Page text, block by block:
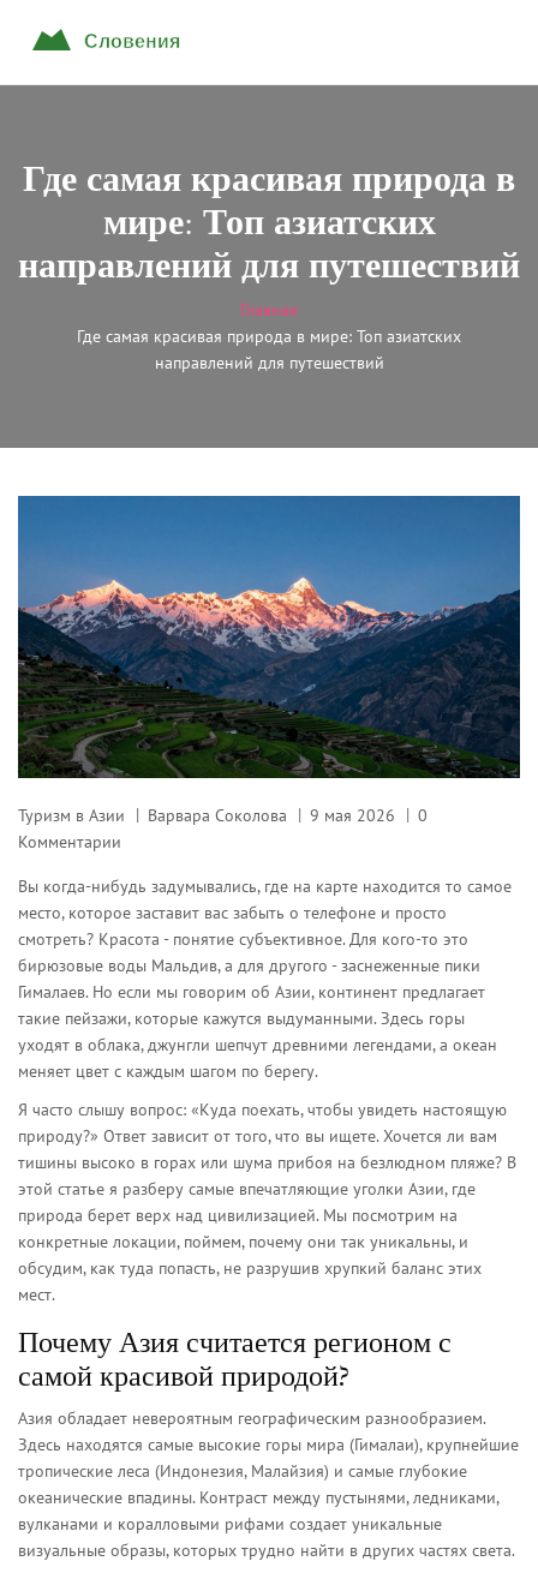
Где самая красивая природа в
мире: Топ азиатских
направлений для путешествий
Главная
Где самая красивая природа в мире: Топ азиатских
направлений для путешествий
Туризм в Азии Варвара Соколова 9 мая 2026
0
Комментарии
Вы когда-нибудь задумывались, где на карте находится то самое
место, которое заставит вас забыть о телефоне и просто
смотреть? Красота - понятие субъективное. Для кого-то это
бирюзовые воды Мальдив, а для другого - заснеженные пики
Гималаев. Но если мы говорим об Азии, континент предлагает
такие пейзажи, которые кажутся выдуманными. Здесь горы
уходят в облака, джунгли шепчут древними легендами, а океан
меняет цвет с каждым шагом по берегу.
Я часто слышу вопрос: «Куда поехать, чтобы увидеть настоящую
природу?» Ответ зависит от того, что вы ищете. Хочется ли вам
тишины высоко в горах или шума прибоя на безлюдном пляже? В
этой статье я разберу самые впечатляющие уголки Азии, где
природа берет верх над цивилизацией. Мы посмотрим на
конкретные локации, поймем, почему они так уникальны, и
обсудим, как туда попасть, не разрушив хрупкий баланс этих
мест.
Почему Азия считается регионом с
самой красивой природой?
Азия обладает невероятным географическим разнообразием.
Здесь находятся самые высокие горы мира (Гималаи), крупнейшие
тропические леса (Индонезия, Малайзия) и самые глубокие
океанические впадины. Контраст между пустынями, ледниками,
вулканами и коралловыми рифами создает уникальные
визуальные образы, которых трудно найти в других частях света.